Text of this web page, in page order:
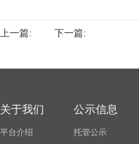
上一篇: 下一篇:
关于我们
平台介绍
公示信息
托管公示